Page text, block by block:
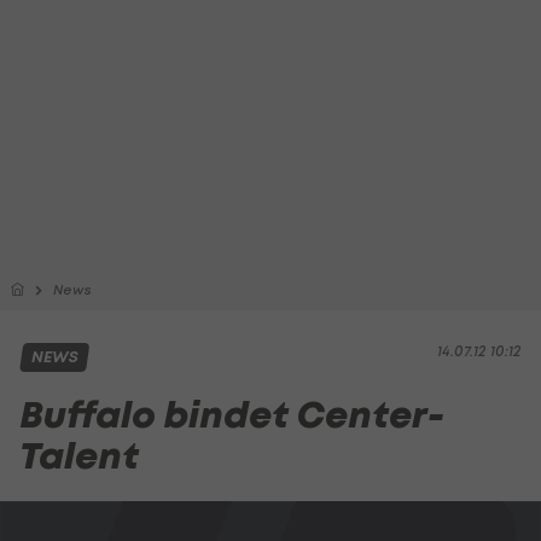
News
14.07.12 10:12
NEWS
Buffalo bindet Center-
Talent